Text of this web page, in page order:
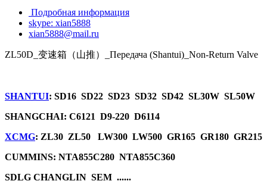
Подробная информация
skype: xian5888
xian5888@mail.ru
ZL50D_变速箱（山推）_Передача (Shantui)_Non-Return Valve
SHANTUI: SD16 SD22 SD23 SD32 SD42 SL30W SL50W
SHANGCHAI: C6121 D9-220 D6114
XCMG: ZL30 ZL50 LW300 LW500 GR165 GR180 GR215
CUMMINS: NTA855C280 NTA855C360
SDLG CHANGLIN SEM ......